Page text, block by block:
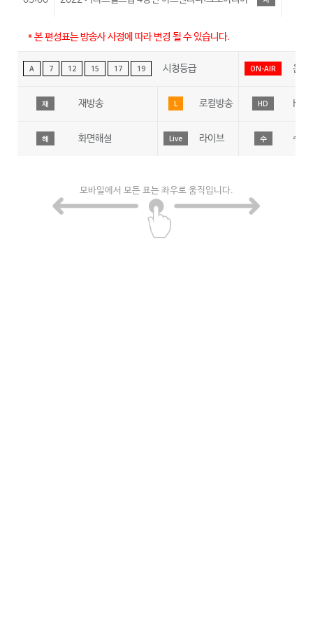
* 본 편성표는 방송사 사정에 따라 변경 될 수 있습니다.
A 7 12 15 17 19 시청등급 ON-AIR 온에
재 재방송 L 로컬방송 HD HD
해 화면해설 Live 라이브 수 수어
모바일에서 모든 표는 좌우로 움직입니다.